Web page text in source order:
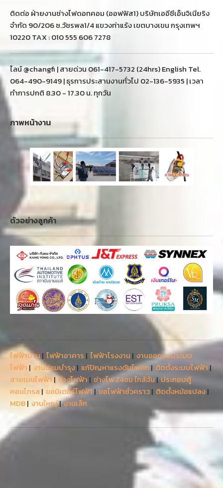
ติดต่อ ฝ่ายงานช่างไฟดอทคอม (ออฟฟิส1) บริษัทเออีซีเอ็นจิเนียริง
จำกัด 90/206 ซ.วัชรพล1/4 แขวงท่าแร้ง เขตบางเขน กรุงเทพฯ
10220 TAX : 010 555 606 7278
ไลน์ @changfi | สายด่วน 061-417-5732 (24hrs) English Tel.
064-490-9149 | ธุรการประสานงานทั่วไป 02-136-5935 | เวลา
ทำการปกติ 8.30 - 17.30 น. ทุกวัน
ภาพหน้างาน
ตัวอย่างลูกค้า
ไฟฟ้าบ้าน| ไฟฟ้าอาคาร | ไฟฟ้าโรงงาน | งานออกแบบระบบ
ไฟฟ้า | งานซ่อมบำรุง| แก้ปัญหาแรงดันไฟตก | ติดตั้งระบบไฟฟ้า|
สายเมนไฟฟ้า|ช่างไฟฟ้า | ช่างไฟ 24ชม ใกล้ฉัน|ประกอบตู้
คอนโทรล | ขอมิเตอร์ไฟฟ้า | ขอไฟฟ้าชั่วคราว| ติดตั้งหม้อแปลง|
MDB| งานใหญ่|งานเล็ก